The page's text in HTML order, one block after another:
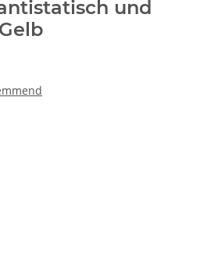
und